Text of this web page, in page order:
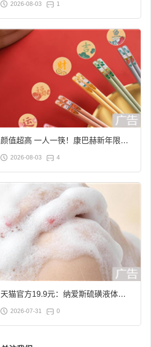
袋装9.9元到手
2026-08-03 1
颜值超高 一人一筷！康巴赫新年限定
合金筷子大促：19.9元
2026-08-03 4
天猫官方19.9元：纳爱斯硫磺液体香
皂2斤大促
2026-07-31 0